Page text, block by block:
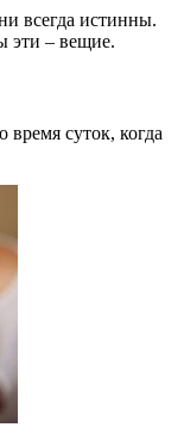
всегда истинны.
эти – вещие.
суток, когда